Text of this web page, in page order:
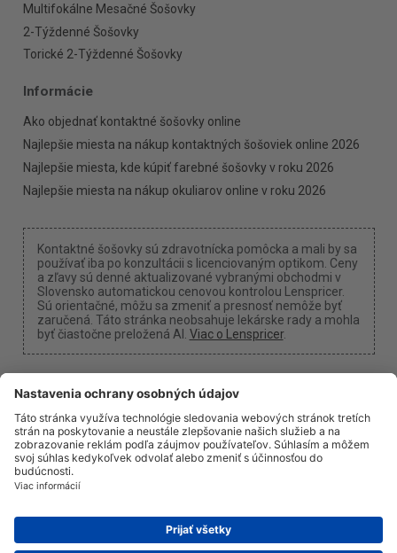
Multifokálne Mesačné Šošovky
2-Týždenné Šošovky
Torické 2-Týždenné Šošovky
Informácie
Ako objednať kontaktné šošovky online
Najlepšie miesta na nákup kontaktných šošoviek online 2026
Najlepšie miesta, kde kúpiť farebné šošovky v roku 2026
Najlepšie miesta na nákup okuliarov online v roku 2026
Kontaktné šošovky sú zdravotnícka pomôcka a mali by sa
používať iba po konzultácii s licenciovaným optikom. Ceny
a zľavy sú denné aktualizované vybranými obchodmi v
Slovensko automatickou cenovou kontrolou Lenspricer.
Sú orientačné, môžu sa zmeniť a presnosť nemôže byť
zaručená. Táto stránka neobsahuje lekárske rady a mohla
byť čiastočne preložená AI. Viac o Lenspricer.
Nastavenia cookies
Môžeme získať províziu, ak použijete jeden z našich
O násNovinkyInformácieOchrana súkromia
Právne informácieinfo@lenspricer.sk